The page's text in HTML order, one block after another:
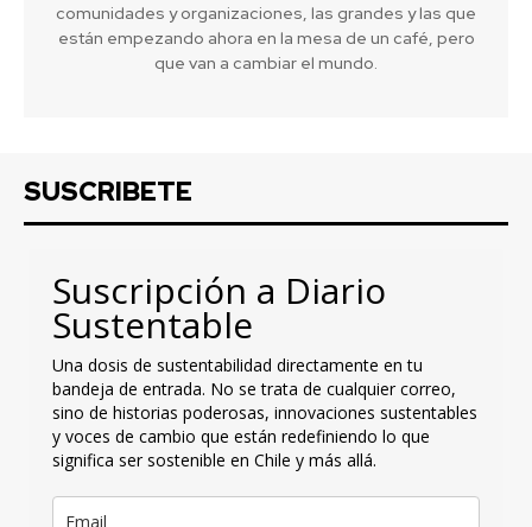
comunidades y organizaciones, las grandes y las que
están empezando ahora en la mesa de un café, pero
que van a cambiar el mundo.
SUSCRIBETE
Suscripción a Diario
Sustentable
Una dosis de sustentabilidad directamente en tu
bandeja de entrada. No se trata de cualquier correo,
sino de historias poderosas, innovaciones sustentables
y voces de cambio que están redefiniendo lo que
significa ser sostenible en Chile y más allá.